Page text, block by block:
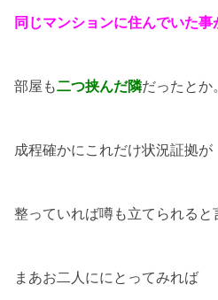
同じマンションに住んでいた事
部屋も二つ挟んだ隣だったとか。
成程確かにこれだけ状況証拠が
整っていれば噂も立てられると
まあお二人ににとってみれば